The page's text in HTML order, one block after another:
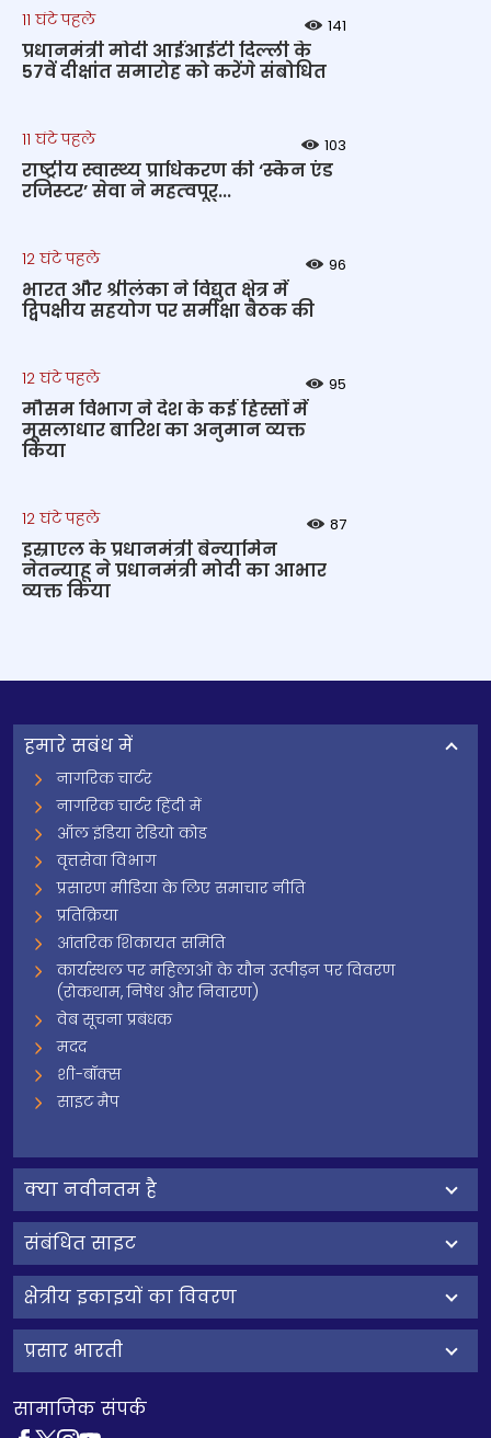
11 घंटे पहले 141
प्रधानमंत्री मोदी आईआईटी दिल्ली के
57वें दीक्षांत समारोह को करेंगे संबोधित
11 घंटे पहले 103
राष्‍ट्रीय स्‍वास्‍थ्‍य प्राधिकरण की ‘स्कैन एंड
रजिस्टर’ सेवा ने महत्‍वपूर्...
12 घंटे पहले 96
भारत और श्रीलंका ने विद्युत क्षेत्र में
द्विपक्षीय सहयोग पर समीक्षा बैठक की
12 घंटे पहले 95
मौसम विभाग ने देश के कई हिस्सों में
मूसलाधार बारिश का अनुमान व्यक्त
किया
12 घंटे पहले 87
इस्राएल के प्रधानमंत्री बेन्‍यामिन
नेतन्याहू ने प्रधानमंत्री मोदी का आभार
व्यक्त किया
हमारे सबंध में
नागरिक चार्टर
नागरिक चार्टर हिंदी में
ऑल इंडिया रेडियो कोड
वृत्तसेवा विभाग
प्रसारण मीडिया के लिए समाचार नीति
प्रतिक्रिया
आंतरिक शिकायत समिति
कार्यस्थल पर महिलाओं के यौन उत्पीड़न पर विवरण
(रोकथाम, निषेध और निवारण)
वेब सूचना प्रबंधक
मदद
शी-बॉक्स
साइट मैप
क्‍या नवीनतम है
संबंधित साइट
क्षेत्रीय इकाइयों का विवरण
प्रसार भारती
सामाजिक संपर्क